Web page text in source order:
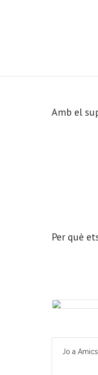
Amb el
Per què
Jo a